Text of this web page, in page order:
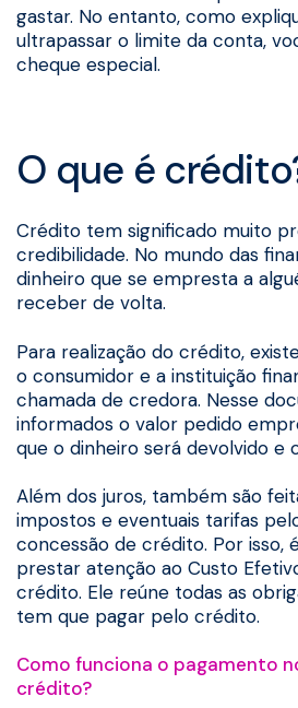
gastar. No entanto, como
ultrapassar o limite da conta,
cheque especial.
O que é
Crédito tem significado muito
credibilidade. No mundo das
dinheiro que se empresta a
receber de volta.
Para realização do crédito,
o consumidor e a instituição
chamada de credora. Nesse
informados o valor pedido
que o dinheiro será devolvido e
Além dos juros, também são
impostos e eventuais tarifas
concessão de crédito. Por isso,
prestar atenção ao Custo
crédito. Ele reúne todas as
tem que pagar pelo crédito.
Como funciona o pagamento
crédito?